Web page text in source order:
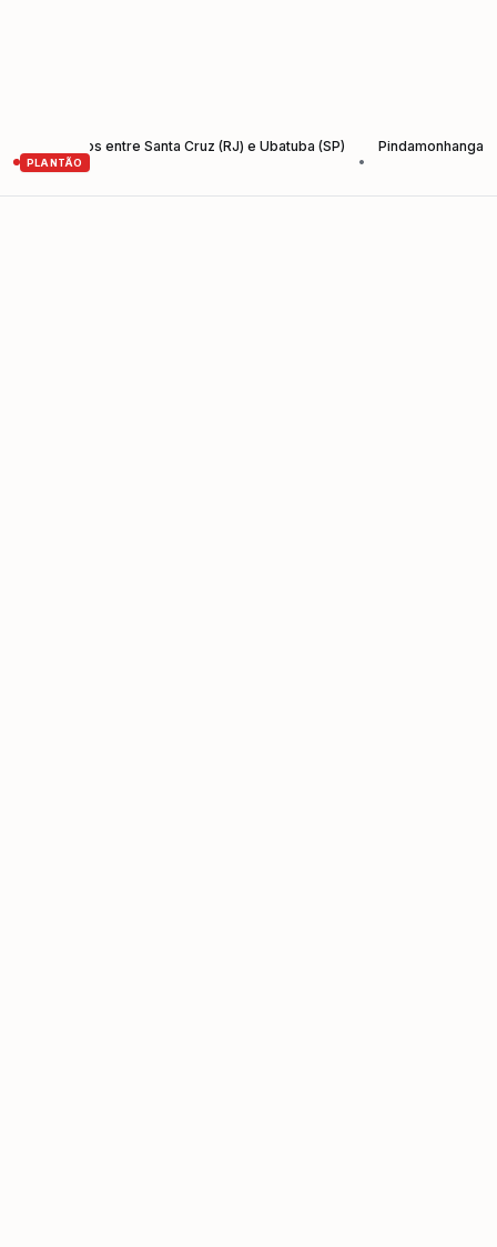
PLANTÃO
entre Santa Cruz (RJ) e Ubatuba (SP)
Pindamonhangaba